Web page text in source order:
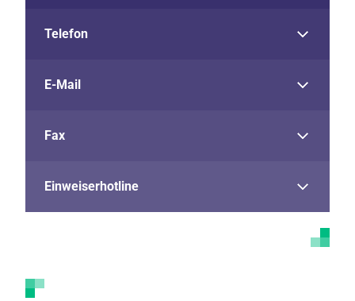
Telefon
E-Mail
Fax
Einweiserhotline